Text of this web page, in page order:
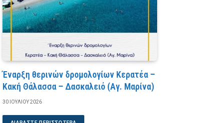
Έναρξη θερινών δρομολογίων Κερατέα –
Κακή Θάλασσα – Δασκαλειό (Αγ. Μαρίνα)
30 ΙΟΥΛΊΟΥ 2026